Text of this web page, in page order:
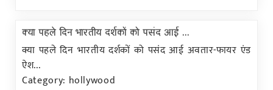
क्या पहले दिन भारतीय दर्शकों को पसंद आई ...
क्या पहले दिन भारतीय दर्शकों को पसंद आई अवतार-फायर एंड
ऐश...
Category: hollywood